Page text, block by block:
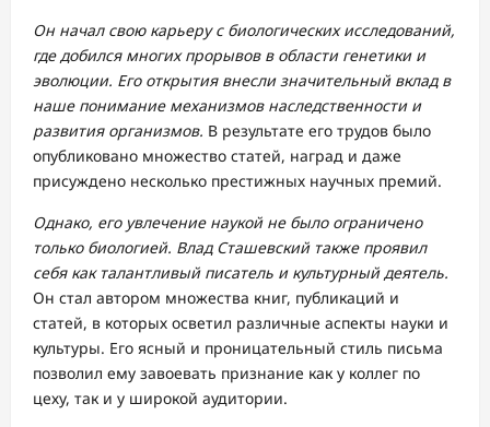
Он начал свою карьеру с биологических исследований,
где добился многих прорывов в области генетики и
эволюции. Его открытия внесли значительный вклад в
наше понимание механизмов наследственности и
развития организмов. В результате его трудов было
опубликовано множество статей, наград и даже
присуждено несколько престижных научных премий.
Однако, его увлечение наукой не было ограничено
только биологией. Влад Сташевский также проявил
себя как талантливый писатель и культурный деятель.
Он стал автором множества книг, публикаций и
статей, в которых осветил различные аспекты науки и
культуры. Его ясный и проницательный стиль письма
позволил ему завоевать признание как у коллег по
цеху, так и у широкой аудитории.